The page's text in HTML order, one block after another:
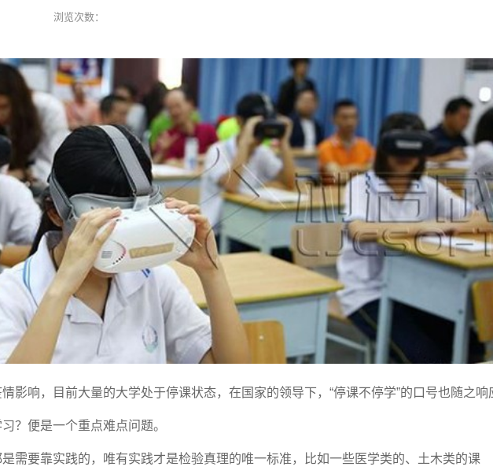
浏览次数：
影响，目前大量的大学处于停课状态，在国家的领导下，“停课不停学”的口号也随之响
？便是一个重点难点问题。
需要靠实践的，唯有实践才是检验真理的唯一标准，比如一些医学类的、土木类的课